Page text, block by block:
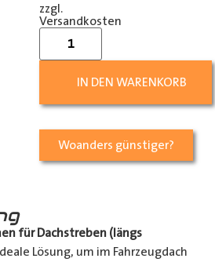
zzgl.
Versandkosten
IN DEN WARENKORB
Woanders günstiger?
für Dachstreben (längs
Lösung, um im Fahrzeugdach